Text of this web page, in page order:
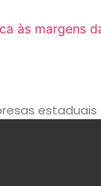
às margens